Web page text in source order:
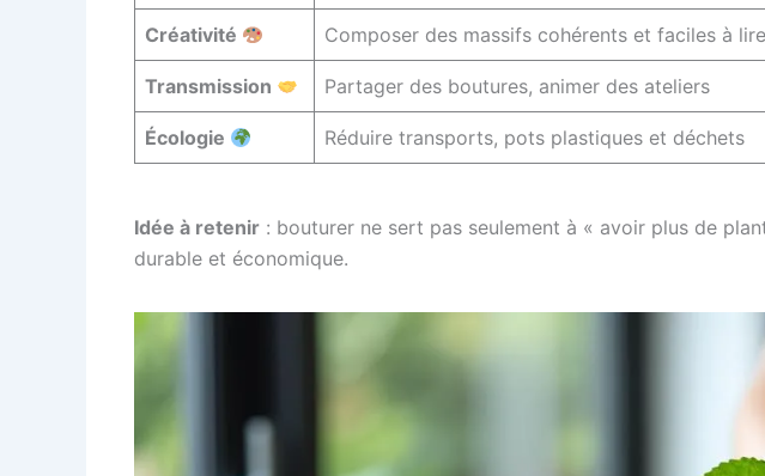
Créativité Composer des massifs cohérents et faciles à lire
Transmission Partager des boutures, animer des ateliers
Écologie Réduire transports, pots plastiques et déchets
Idée à retenir : bouturer ne sert pas seulement à « avoir plus de
durable et économique.